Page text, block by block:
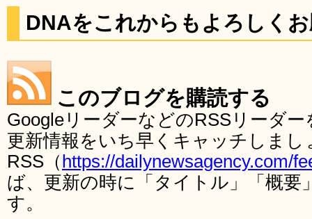
DNAをこれからもよろしく
このブログを購読する
GoogleリーダーなどのRSSリーダ
更新情報をいち早くキャッチしま
RSS（ https://dailynewsagency.com/
ば、更新の時に「タイトル」「概要
す。